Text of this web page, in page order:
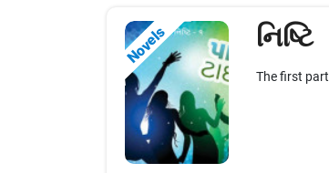
Novels નિષ્ટિ
The first part